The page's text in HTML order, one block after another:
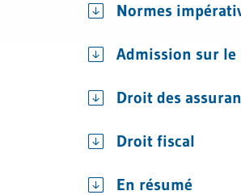
Normes
Admission sur le
Droit des
Droit fiscal
En résumé